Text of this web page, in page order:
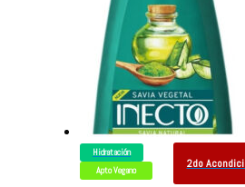
Hidratación
Apto Vegano
2do